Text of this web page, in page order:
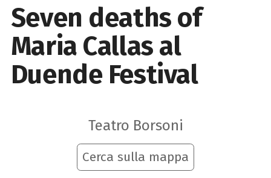
Seven deaths of
Maria Callas al
Duende Festival
Teatro Borsoni
Cerca sulla mappa